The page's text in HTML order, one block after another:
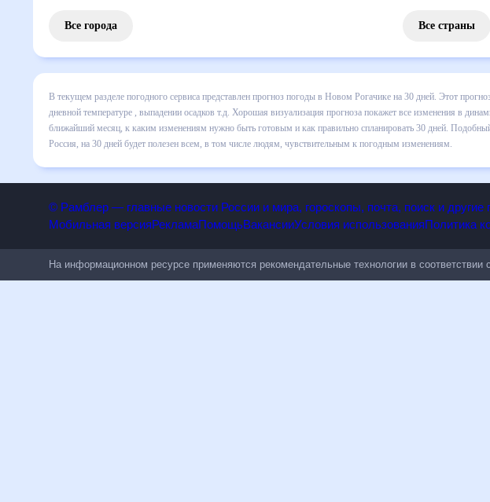
Все города Все страны
В текущем разделе погодного сервиса представлен прогноз погоды в Новом
на месяц включает все сведения по дневной температуре , выпадении осадков т.д.
изменения в динамике и даст понять, какая будет погода в Новом Рогачике в
и как правильно спланировать 30 дней. Подобный прогноз погоды в Новом Рогачике,
© Рамблер — главные новости России и мира, гороскопы, почта, поиск и
На информационном ресурсе применяются рекомендательные технологии в